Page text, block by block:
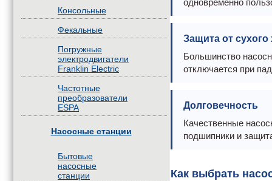
Консольные
Фекальные
Погружные
электродвигатели
Franklin Electric
Частотные
преобразователи
ESPA
Насосные станции
Бытовые
насосные
станции
одновременно
Защита от сухого
Большинство
отключается при
Долговечность
Качественные
подшипники и
Как выбрать